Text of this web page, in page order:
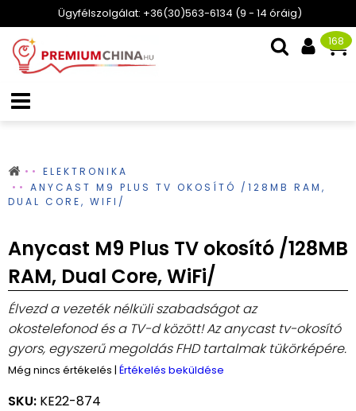
Ügyfélszolgálat: +36(30)563-6134 (9 - 14 óráig)
168
ELEKTRONIKA
ANYCAST M9 PLUS TV OKOSÍTÓ /128MB RAM,
DUAL CORE, WIFI/
Anycast M9 Plus TV okosító /128MB
RAM, Dual Core, WiFi/
Élvezd a vezeték nélküli szabadságot az
okostelefonod és a TV-d között! Az anycast tv-okosító
gyors, egyszerű megoldás FHD tartalmak tükörképére.
Még nincs értékelés | Értékelés beküldése
SKU: KE22-874